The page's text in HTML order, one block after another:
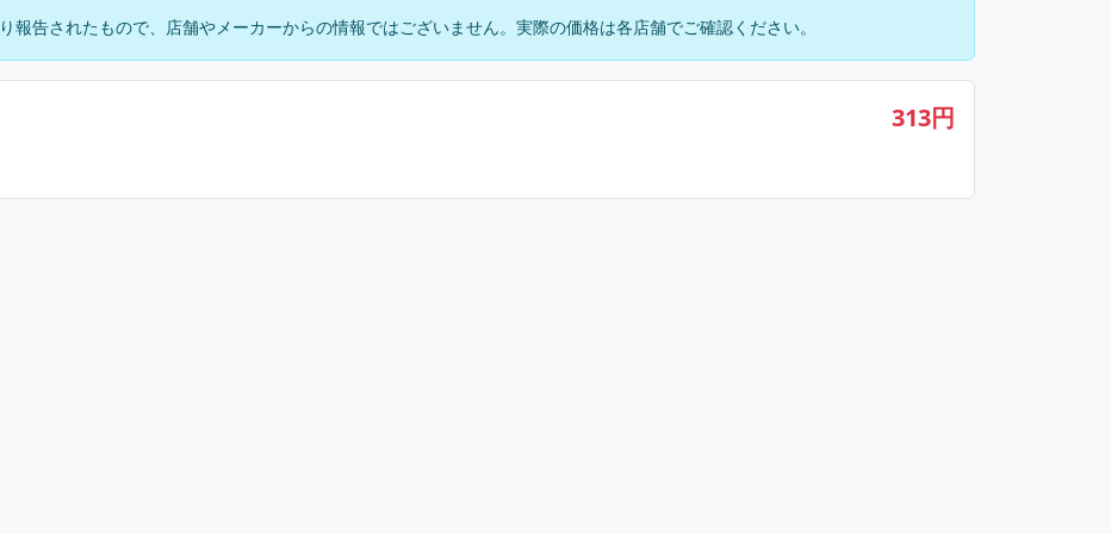
報告されたもので、店舗やメーカーからの情報ではございません。実際の価格は各店舗でご確認ください。
313円